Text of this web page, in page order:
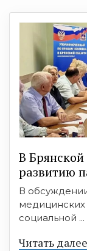
В
развитию
В
медицинских
социальной ...
Читать далее